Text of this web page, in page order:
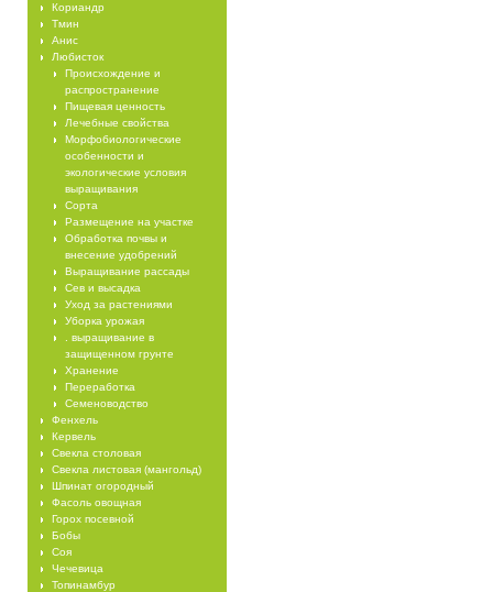
Кориандр
Тмин
Анис
Любисток
Происхождение и
распространение
Пищевая ценность
Лечебные свойства
Морфобиологические
особенности и
экологические условия
выращивания
Сорта
Размещение на участке
Обработка почвы и
внесение удобрений
Выращивание рассады
Сев и высадка
Уход за растениями
Уборка урожая
. выращивание в
защищенном грунте
Хранение
Переработка
Семеноводство
Фенхель
Кервель
Свекла столовая
Свекла листовая (мангольд)
Шпинат огородный
Фасоль овощная
Горох посевной
Бобы
Соя
Чечевица
Топинамбур